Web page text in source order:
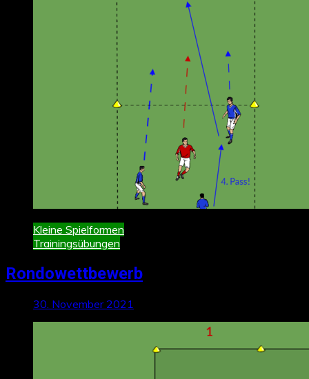
Kleine Spielformen
Trainingsübungen
Rondowettbewerb
30. November 2021